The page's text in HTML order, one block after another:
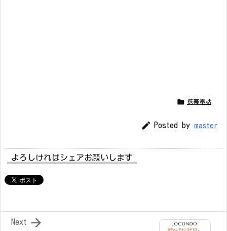
 携帯電話
 Posted by master
よろしければシェアお願いします

Next